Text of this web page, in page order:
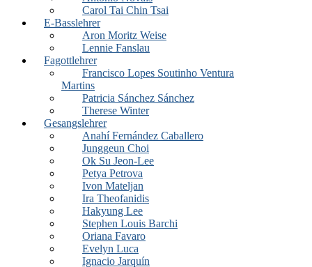
Carol Tai Chin Tsai
E-Basslehrer
Aron Moritz Weise
Lennie Fanslau
Fagottlehrer
Francisco Lopes Soutinho Ventura
Martins
Patricia Sánchez Sánchez
Therese Winter
Gesangslehrer
Anahí Fernández Caballero
Junggeun Choi
Ok Su Jeon-Lee
Petya Petrova
Ivon Mateljan
Ira Theofanidis
Hakyung Lee
Stephen Louis Barchi
Oriana Favaro
Evelyn Luca
Ignacio Jarquín